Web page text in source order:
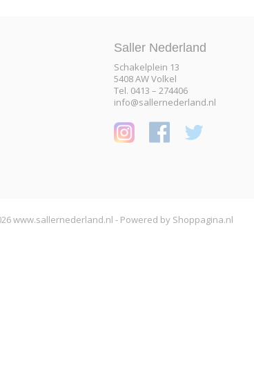
Saller Nederland
Schakelplein 13
5408 AW Volkel
Tel. 0413 – 274406
info@sallernederland.nl
www.sallernederland.nl - Powered by Shoppagina.nl